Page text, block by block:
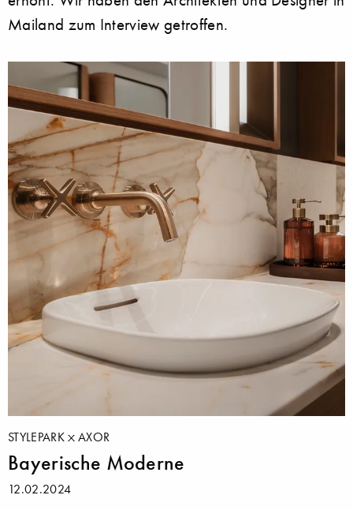
Mailand zum Interview getroffen.
STYLEPARK AXOR
Bayerische Moderne
12.02.2024